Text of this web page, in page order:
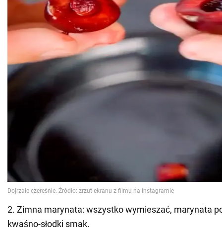
2. Zimna marynata: wszystko wymieszać, marynata
kwaśno-słodki smak.